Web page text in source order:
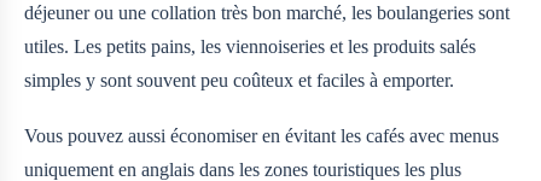
déjeuner ou une collation très bon marché, les boulangeries sont
utiles. Les petits pains, les viennoiseries et les produits salés
simples y sont souvent peu coûteux et faciles à emporter.
Vous pouvez aussi économiser en évitant les cafés avec menus
uniquement en anglais dans les zones touristiques les plus